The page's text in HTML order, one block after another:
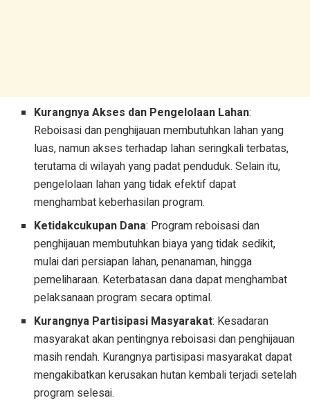
Kurangnya Akses dan Pengelolaan Lahan:
Reboisasi dan penghijauan membutuhkan lahan yang
luas, namun akses terhadap lahan seringkali terbatas,
terutama di wilayah yang padat penduduk. Selain itu,
pengelolaan lahan yang tidak efektif dapat
menghambat keberhasilan program.
Ketidakcukupan Dana: Program reboisasi dan
penghijauan membutuhkan biaya yang tidak sedikit,
mulai dari persiapan lahan, penanaman, hingga
pemeliharaan. Keterbatasan dana dapat menghambat
pelaksanaan program secara optimal.
Kurangnya Partisipasi Masyarakat: Kesadaran
masyarakat akan pentingnya reboisasi dan penghijauan
masih rendah. Kurangnya partisipasi masyarakat dapat
mengakibatkan kerusakan hutan kembali terjadi setelah
program selesai.